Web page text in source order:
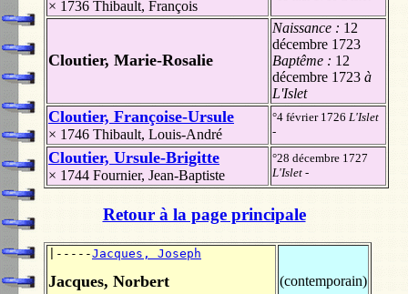
× 1736 Thibault, François
Cloutier, Marie-Rosalie
Naissance : 12
décembre 1723
Baptême : 12
décembre 1723 à
L'Islet
Cloutier, Françoise-Ursule
× 1746 Thibault, Louis-André
°4 février 1726 L'Islet
-
Cloutier, Ursule-Brigitte
× 1744 Fournier, Jean-Baptiste
°28 décembre 1727
L'Islet -
Retour à la page principale
|-----Jacques, Joseph
Jacques, Norbert (contemporain)